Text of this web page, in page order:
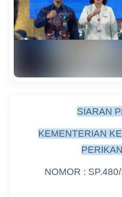
SIARAN
KEMENTERIAN
NOMOR :